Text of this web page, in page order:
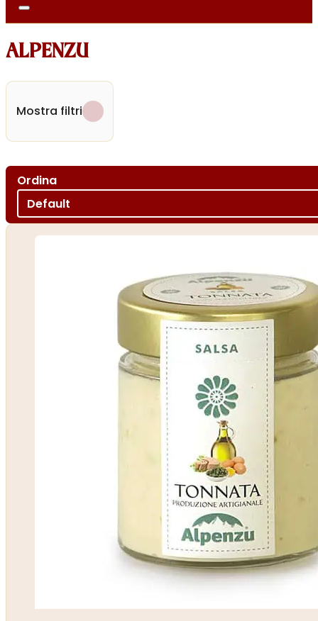
ALPENZU
Mostra filtri
Ordina
Ordina per
Sort content